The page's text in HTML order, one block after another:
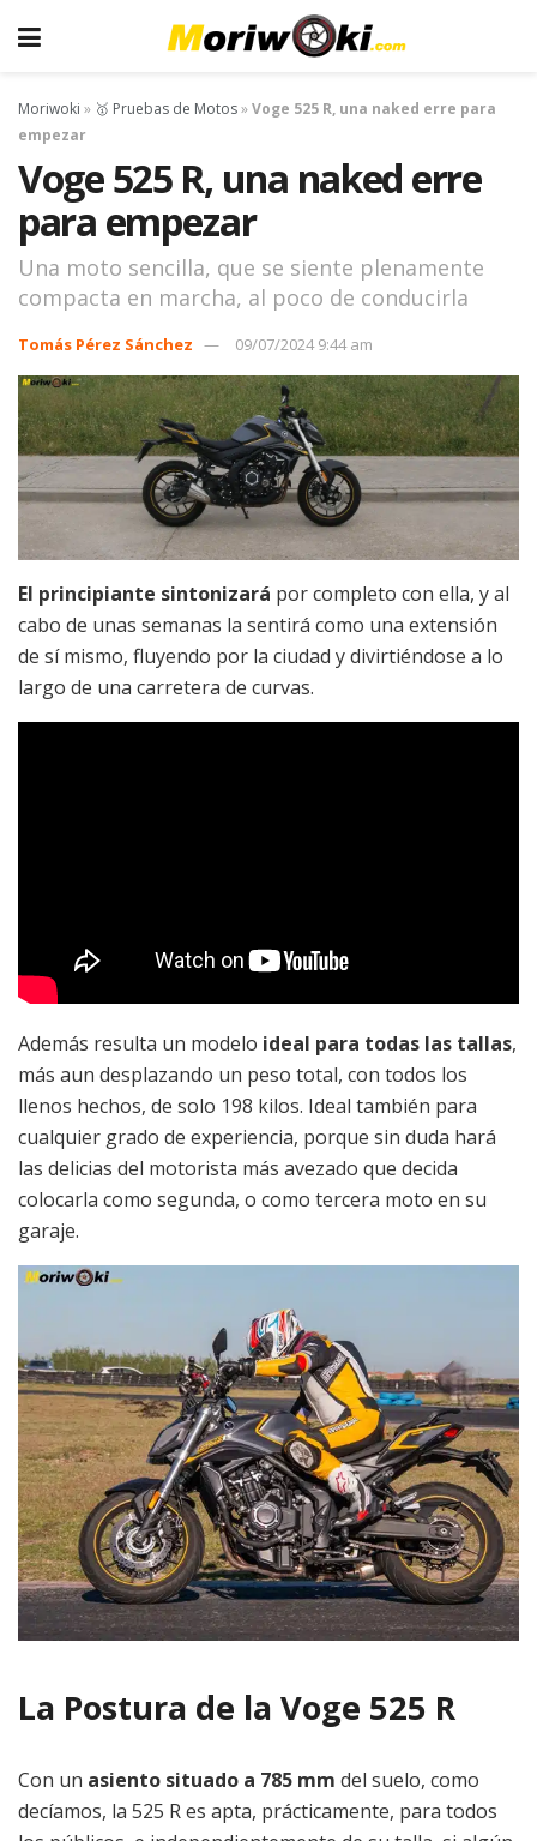
Moriwoki » 🥇 Pruebas de Motos»Voge 525 R, una naked erre para
empezar
Voge 525 R, una naked erre
para empezar
Una moto sencilla, que se siente plenamente
compacta en marcha, al poco de conducirla
Tomás Pérez Sánchez 09/07/2024 9:44 am
El principiante sintonizará por completo con ella, y al
cabo de unas semanas la sentirá como una extensión
de sí mismo, fluyendo por la ciudad y divirtiéndose a lo
largo de una carretera de curvas.
Además resulta un modelo ideal para todas las tallas,
más aun desplazando un peso total, con todos los
llenos hechos, de solo 198 kilos. Ideal también para
cualquier grado de experiencia, porque sin duda hará
las delicias del motorista más avezado que decida
colocarla como segunda, o como tercera moto en su
garaje.
La Postura de la Voge 525 R
Con un asiento situado a 785 mm del suelo, como
decíamos, la 525 R es apta, prácticamente, para todos